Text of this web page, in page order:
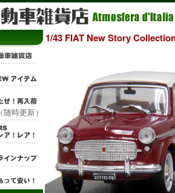
（随時更新）
1/43 FIAT New Story